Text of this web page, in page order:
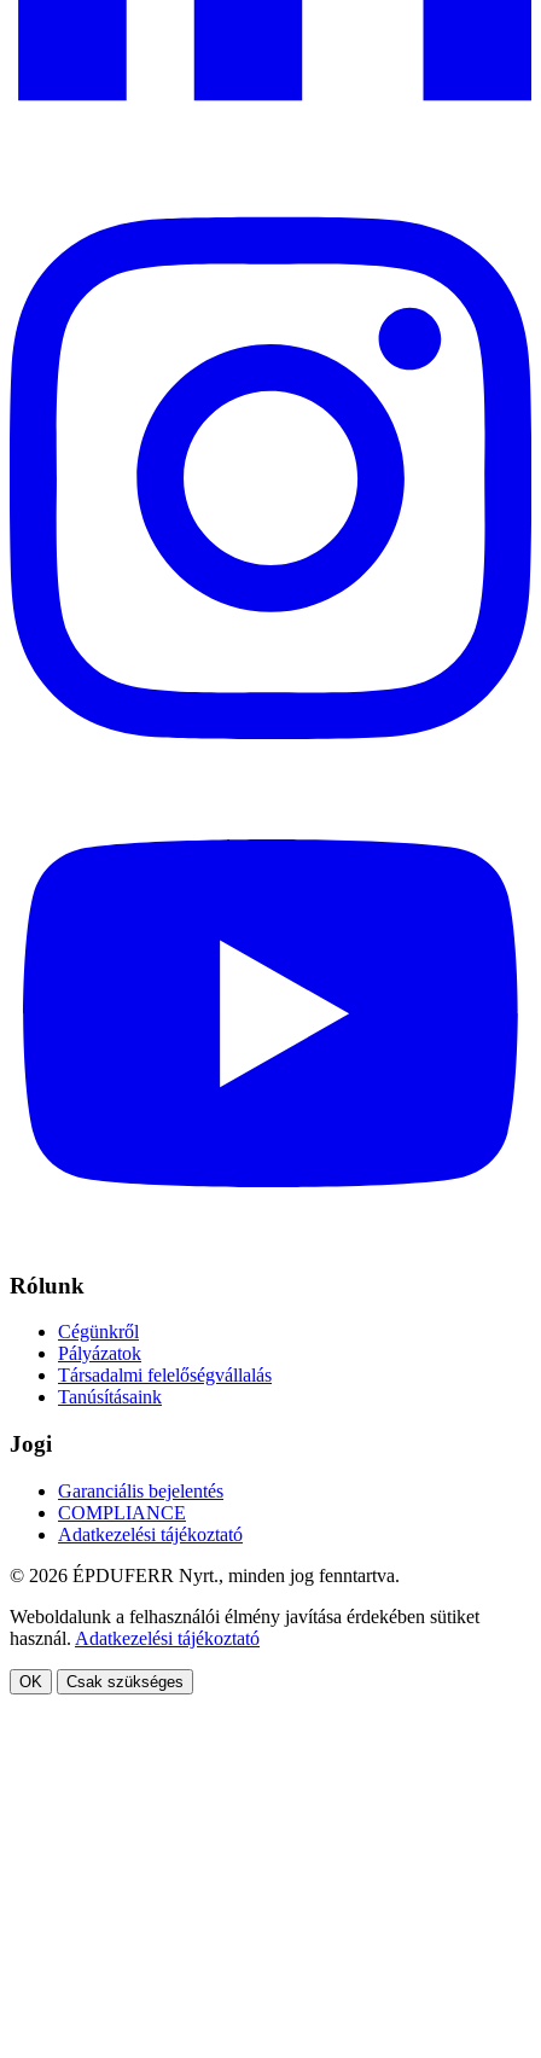
Rólunk
Cégünkről
Pályázatok
Társadalmi felelőségvállalás
Tanúsításaink
Jogi
Garanciális bejelentés
COMPLIANCE
Adatkezelési tájékoztató
© 2026 ÉPDUFERR Nyrt., minden jog fenntartva.
Weboldalunk a felhasználói élmény javítása érdekében sütiket
használ. Adatkezelési tájékoztató
OK Csak szükséges